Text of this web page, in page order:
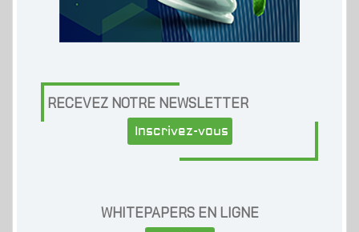
RECEVEZ NOTRE NEWSLETTER
Inscrivez-vous
WHITEPAPERS EN LIGNE